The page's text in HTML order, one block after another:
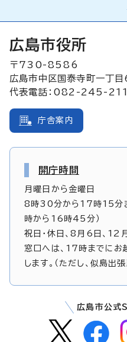
広島市役所
〒730-8586
広島市中区国泰寺町一丁
代表電話：082-245-
庁舎案内
開庁時間
月曜日から金曜日
8時30分から17時15分ま
時から16時45分）
祝日・休日、8月6日、
窓口へは、17時までにお
します。（ただし、似島
広島市公式